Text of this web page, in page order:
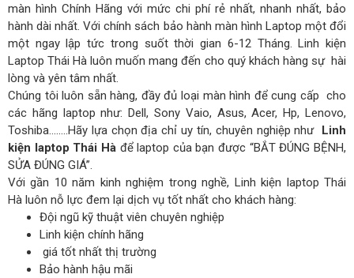
màn hình Chính Hãng với mức chi phí rẻ nhất, nhanh nhất, bảo
hành dài nhất. Với chính sách bảo hành màn hình Laptop một đổi
một ngay lập tức trong suốt thời gian 6-12 Tháng. Linh kiện
Laptop Thái Hà luôn muốn mang đến cho quý khách hàng sự hài
lòng và yên tâm nhất.
Chúng tôi luôn sẵn hàng, đầy đủ loại màn hình để cung cấp cho
các hãng laptop như: Dell, Sony Vaio, Asus, Acer, Hp, Lenovo,
Toshiba……..Hãy lựa chọn địa chỉ uy tín, chuyên nghiệp như Linh
kiện laptop Thái Hàđể laptop của bạn được “BẮT ĐÚNG BỆNH,
SỬA ĐÚNG GIÁ”.
Với gần 10 năm kinh nghiệm trong nghề, Linh kiện laptop Thái
Hà luôn nỗ lực đem lại dịch vụ tốt nhất cho khách hàng:
Đội ngũ kỹ thuật viên chuyên nghiệp
Linh kiện chính hãng
giá tốt nhất thị trường
Bảo hành hậu mãi